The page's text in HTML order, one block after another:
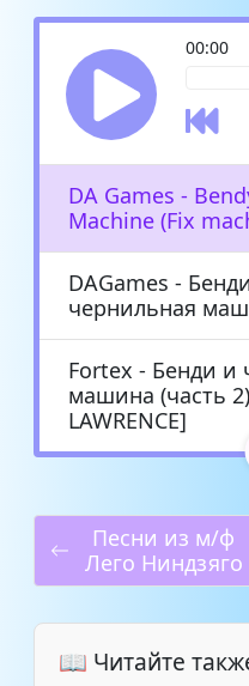
00:00
DA Games -
Machine (Fix
DAGames -
чернильная
Fortex - Бенди и
машина (часть
LAWRENCE]
Jackie-O - Build
(Acapella)
Чернильная
Kyle Allen -
мультфильма
чернильная
and the ink
Песни из м/ф
Лего Ниндзяго
📖 Читайте